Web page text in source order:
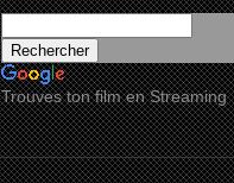
Trouves ton film en Streaming